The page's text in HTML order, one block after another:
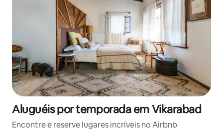
Aluguéis por temporada em Vikarabad
Encontre e reserve lugares incríveis no Airbnb